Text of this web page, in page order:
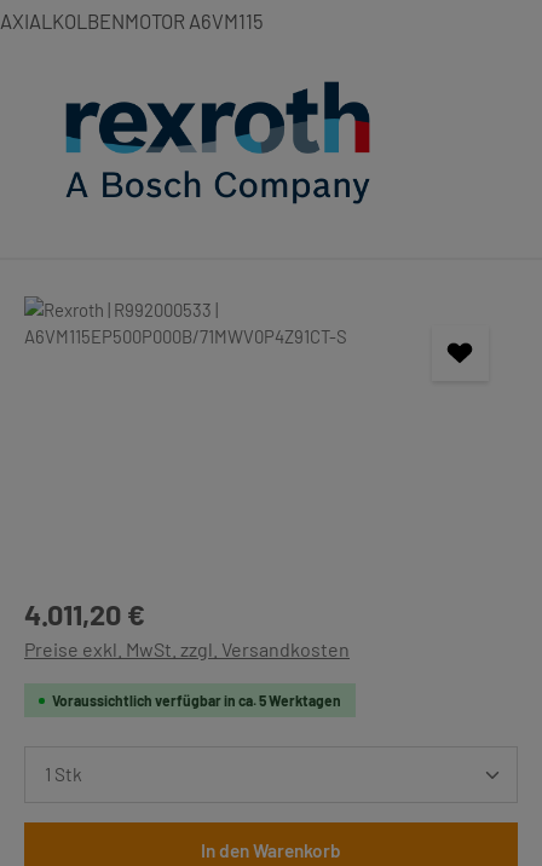
AXIALKOLBENMOTOR A6VM115
Bildergalerie überspringen
Regulärer Preis:
4.011,20 €
Preise exkl. MwSt. zzgl. Versandkosten
Voraussichtlich verfügbar in ca. 5 Werktagen
In den Warenkorb